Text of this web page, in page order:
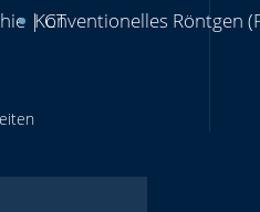
| CT
Konventionelles Röntgen